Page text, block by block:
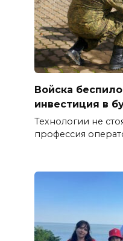
Войска
инвестиция в
Технологии не
профессия